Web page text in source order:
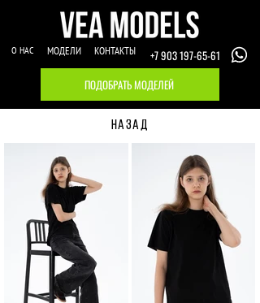
О НАС МОДЕЛИ КОНТАКТЫ
+7 903 197-65-61
ПОДОБРАТЬ МОДЕЛЕЙ
НАЗАД